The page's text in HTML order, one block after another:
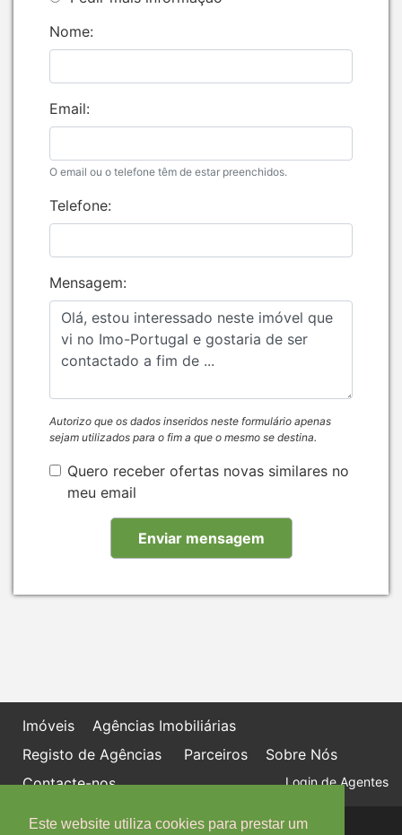
Este website utiliza cookies para prestar um
Nome:
Email:
O email ou o telefone têm de estar preenchidos.
Telefone:
Mensagem:
Autorizo que os dados inseridos neste formulário apenas
sejam utilizados para o fim a que o mesmo se destina.
Quero receber ofertas novas similares no
meu email
Imóveis
Agências Imobiliárias
Registo de Agências
Parceiros
Sobre Nós
Contacte-nos
Login de Agentes
Política de proteção de dados